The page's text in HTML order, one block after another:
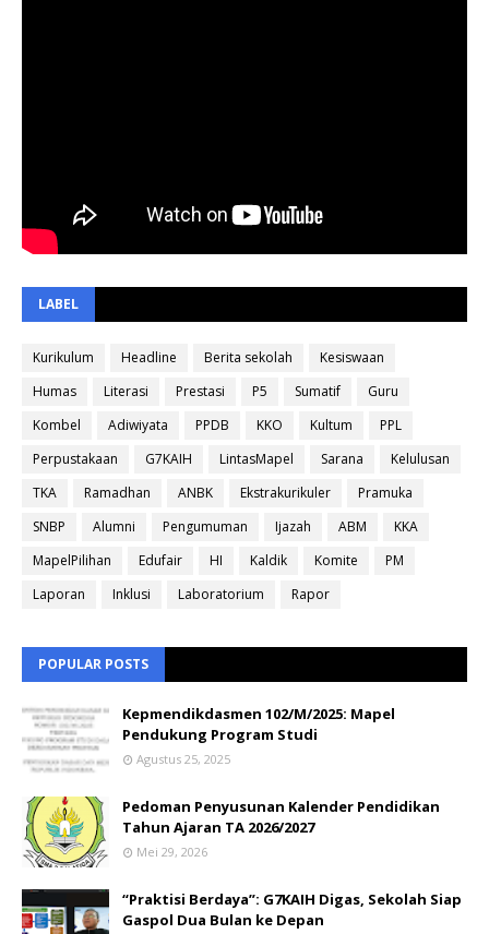
LABEL
Kurikulum Headline Berita sekolah
Kesiswaan
Humas
Literasi Prestasi P5 Sumatif
Guru
Kombel
Adiwiyata PPDB KKO Kultum
PPL
Perpustakaan
G7KAIH LintasMapel Sarana
Kelulusan
TKA
Ramadhan ANBK Ekstrakurikuler
Pramuka
SNBP
Alumni Pengumuman Ijazah ABM
KKA
MapelPilihan
Edufair HI Kaldik Komite
PM
Laporan
Inklusi Laboratorium Rapor
POPULAR POSTS
Kepmendikdasmen 102/M/2025: Mapel
Pendukung Program Studi
Agustus 25, 2025
Pedoman Penyusunan Kalender Pendidikan
Tahun Ajaran TA 2026/2027
Mei 29, 2026
“Praktisi Berdaya”: G7KAIH Digas, Sekolah Siap
Gaspol Dua Bulan ke Depan